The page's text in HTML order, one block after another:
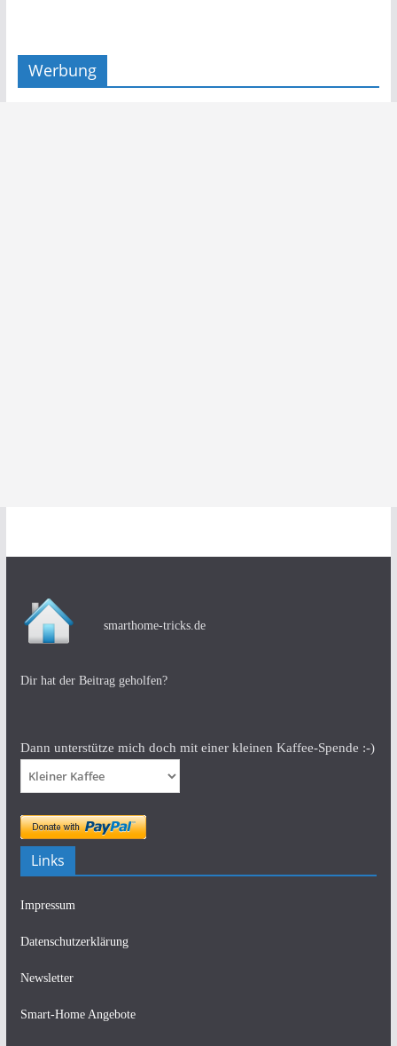
Werbung
smarthome-tricks.de
Dir hat der Beitrag geholfen?
Dann unterstütze mich doch mit einer kleinen Kaffee-Spende :-)
Links
Impressum
Datenschutzerklärung
Newsletter
Smart-Home Angebote